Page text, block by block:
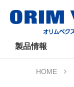
製品情報
HOME